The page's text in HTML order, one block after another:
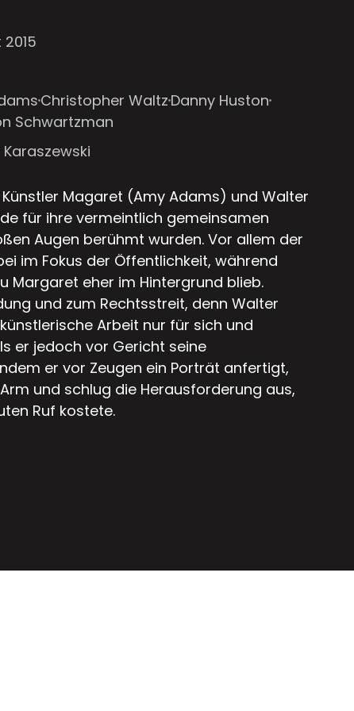
Christopher WaltzDanny Huston
Schwartzman
Magaret (Amy Adams) und Walter
für ihre vermeintlich gemeinsamen
Augen berühmt wurden. Vor allem der
im Fokus der Öffentlichkeit, während
Margaret eher im Hintergrund blieb.
und zum Rechtsstreit, denn Walter
Arbeit nur für sich und
er jedoch vor Gericht seine
er vor Zeugen ein Porträt anfertigt,
und schlug die Herausforderung aus,
Ruf kostete.